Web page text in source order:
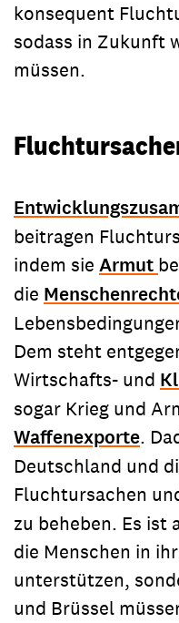
konsequent
sodass in Zukunft
müssen.
beitragen
indem sie Armut
die
Dem steht
Wirtschafts- und
sogar Krieg und
Waffenexporte.
Deutschland und
Fluchtursachen
zu beheben. Es ist
die Menschen in
unterstützen,
und Brüssel